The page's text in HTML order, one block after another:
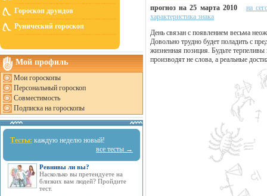
Гороскоп друидов
Рунический гороскоп
Мой профиль
Мои гороскопы
Персональный гороскоп
Совместимость
Подписка на гороскопы
Тесты: каждую неделю новый!
все тесты →
Ревнивы ли вы?
Насколько вы претендуете на
близких вам людей? Пройдите
тест.
прогноз на 25 марта 2010
на
характеристика знака
День связан с появлением весьма
Довольно трудно будет поладить с
жизненная позиция. Будьте
производят не слова, а реальные